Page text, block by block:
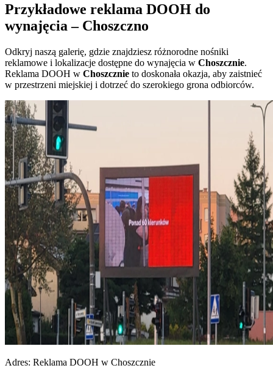
Przykładowe reklama DOOH do
wynajęcia – Choszczno
Odkryj naszą galerię, gdzie znajdziesz różnorodne nośniki
reklamowe i lokalizacje dostępne do wynajęcia w Choszcznie.
Reklama DOOH w Choszcznie to doskonała okazja, aby zaistnieć
w przestrzeni miejskiej i dotrzeć do szerokiego grona odbiorców.
Adres: Reklama DOOH w Choszcznie